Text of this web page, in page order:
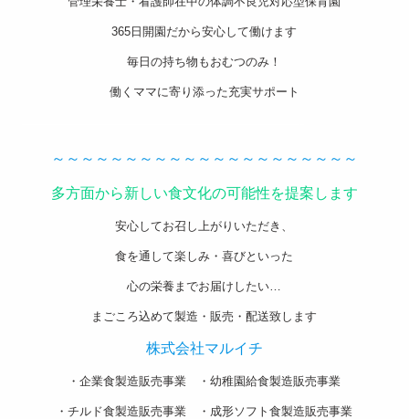
365日開園だから安心して働けます
毎日の持ち物もおむつのみ！
働くママに寄り添った充実サポート
～～～～～～～～～～～～～～～～～～～～～
多方面から新しい食文化の可能性を提案します
安心してお召し上がりいただき、
食を通して楽しみ・喜びといった
心の栄養までお届けしたい…
まごころ込めて製造・販売・配送致します
株式会社マルイチ
・企業食製造販売事業 ・幼稚園給食製造販売事業
・チルド食製造販売事業 ・成形ソフト食製造販売事業